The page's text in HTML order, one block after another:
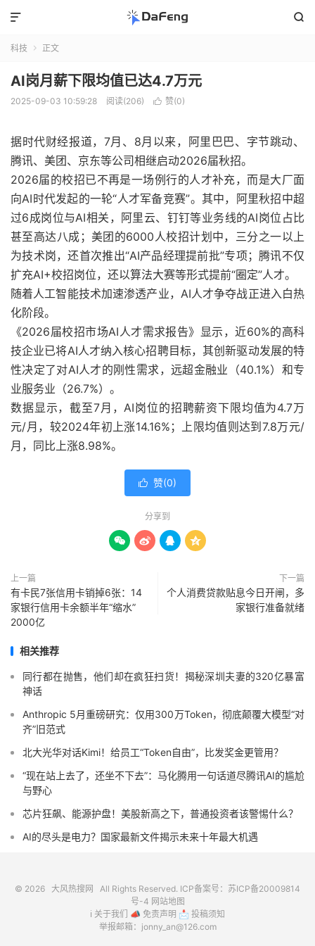


科技  正文
AI岗月薪下限均值已达4.7万元
2025-09-03 10:59:28 阅读(206)  赞(0)
据时代财经报道，7月、8月以来，阿里巴巴、字节跳动、
腾讯、美团、京东等公司相继启动2026届秋招。
2026届的校招已不再是一场例行的人才补充，而是大厂面
向AI时代发起的一轮“人才军备竞赛”。其中，阿里秋招中超
过6成岗位与AI相关，阿里云、钉钉等业务线的AI岗位占比
甚至高达八成；美团的6000人校招计划中，三分之一以上
为技术岗，还首次推出“AI产品经理提前批”专项；腾讯不仅
扩充AI+校招岗位，还以算法大赛等形式提前“圈定”人才。
随着人工智能技术加速渗透产业，AI人才争夺战正进入白热
化阶段。
《2026届校招市场AI人才需求报告》显示，近60%的高科
技企业已将AI人才纳入核心招聘目标，其创新驱动发展的特
性决定了对AI人才的刚性需求，远超金融业（40.1%）和专
业服务业（26.7%）。
数据显示，截至7月，AI岗位的招聘薪资下限均值为4.7万
元/月，较2024年初上涨14.16%；上限均值则达到7.8万元/
月，同比上涨8.98%。
 赞(0)
分享到
   
上一篇
有卡民7张信用卡销掉6张：14
家银行信用卡余额半年“缩水”
2000亿
下一篇
个人消费贷款贴息今日开闸，多
家银行准备就绪
相关推荐
同行都在抛售，他们却在疯狂扫货！揭秘深圳夫妻的320亿暴富
神话
Anthropic 5月重磅研究：仅用300万Token，彻底颠覆大模型“对
齐”旧范式
北大光华对话Kimi！给员工“Token自由”，比发奖金更管用？
“现在站上去了，还坐不下去”：马化腾用一句话道尽腾讯AI的尴尬
与野心
芯片狂飙、能源护盘！美股新高之下，普通投资者该警惕什么？
AI的尽头是电力？国家最新文件揭示未来十年最大机遇
© 2026 大风热搜网 All Rights Reserved. ICP备案号： 苏ICP备20009814
号-4 网站地图
ℹ️ 关于我们 📣 免责声明 📩 投稿须知
举报邮箱：jonny_an@126.com